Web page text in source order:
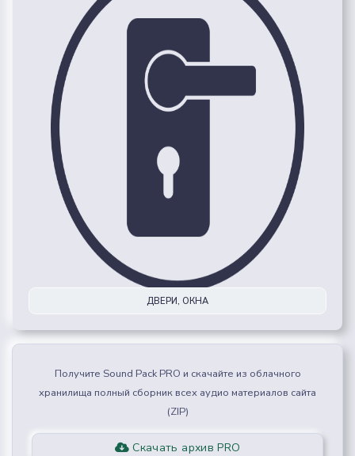
ДВЕРИ, ОКНА
Получите Sound Pack PRO и скачайте из облачного
хранилища полный сборник всех аудио материалов сайта
(ZIP)
Скачать архив PRO